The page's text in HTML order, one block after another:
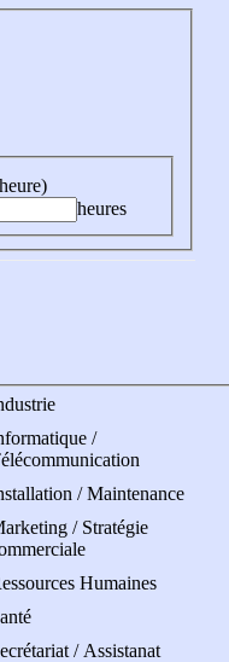
heures
/
/ Maintenance
/ Stratégie
Humaines
/ Assistanat